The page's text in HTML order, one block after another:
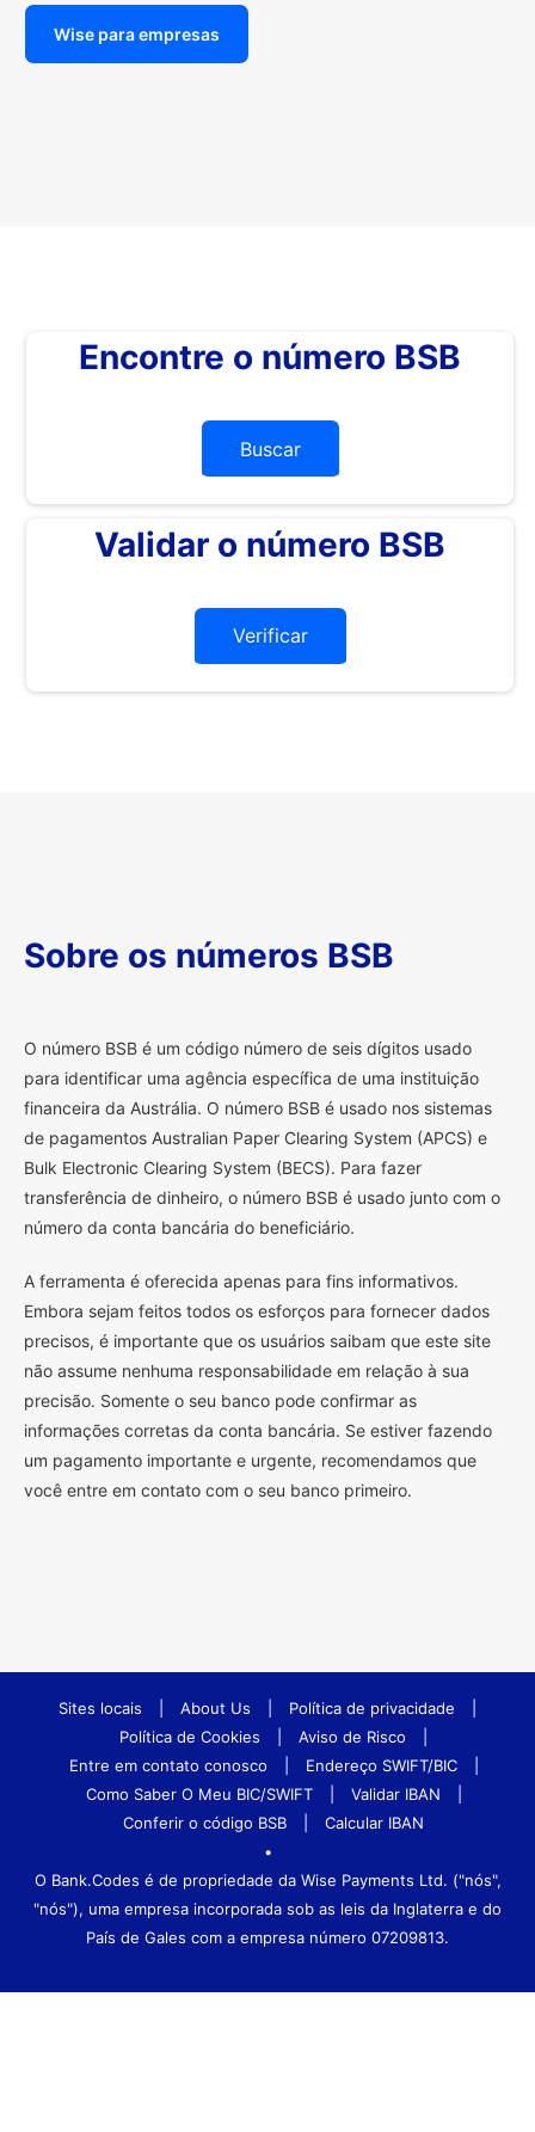
Wise para empresas
Encontre o número BSB
Buscar
Validar o número BSB
Verificar
Sobre os números BSB
O número BSB é um código número de seis dígitos usado
para identificar uma agência específica de uma instituição
financeira da Austrália. O número BSB é usado nos sistemas
de pagamentos Australian Paper Clearing System (APCS) e
Bulk Electronic Clearing System (BECS). Para fazer
transferência de dinheiro, o número BSB é usado junto com o
número da conta bancária do beneficiário.
A ferramenta é oferecida apenas para fins informativos.
Embora sejam feitos todos os esforços para fornecer dados
precisos, é importante que os usuários saibam que este site
não assume nenhuma responsabilidade em relação à sua
precisão. Somente o seu banco pode confirmar as
informações corretas da conta bancária. Se estiver fazendo
um pagamento importante e urgente, recomendamos que
você entre em contato com o seu banco primeiro.
Sites locais About Us Política de privacidade
Política de Cookies
Aviso de Risco
Entre em contato conosco
Endereço SWIFT/BIC
Como Saber O Meu BIC/SWIFT
Validar IBAN
Conferir o código BSB
Calcular IBAN
•
O Bank.Codes é de propriedade da Wise Payments Ltd. ("nós",
"nós"), uma empresa incorporada sob as leis da Inglaterra e do
País de Gales com a empresa número 07209813.